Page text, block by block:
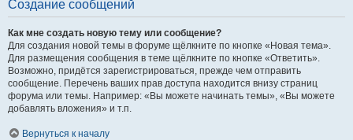
Создание сообщений
Как мне создать новую тему или сообщение?
Для создания новой темы в форуме щёлкните по кнопке «Новая тема».
Для размещения сообщения в теме щёлкните по кнопке «Ответить».
Возможно, придётся зарегистрироваться, прежде чем отправить
сообщение. Перечень ваших прав доступа находится внизу страниц
форума или темы. Например: «Вы можете начинать темы», «Вы можете
добавлять вложения» и т.п.
Вернуться к началу